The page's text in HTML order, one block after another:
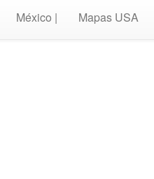
México | Mapas USA